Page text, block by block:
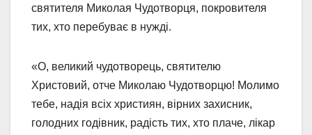
святителя Миколая Чудотворця, покровителя
тих, хто перебуває в нужді.
«О, великий чудотворець, святителю
Христовий, отче Миколаю Чудотворцю! Молимо
тебе, надія всіх християн, вірних захисник,
голодних годівник, радість тих, хто плаче, лікар